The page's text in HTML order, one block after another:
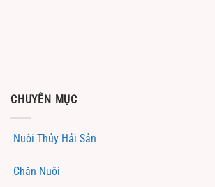
CHUYÊN MỤC
Nuôi Thủy Hải Sản
Chăn Nuôi